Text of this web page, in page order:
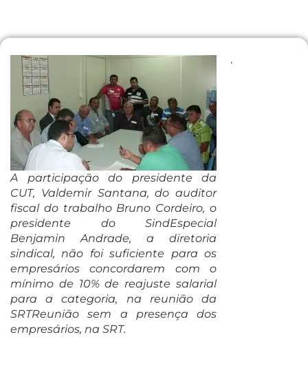
A participação do presidente da
CUT, Valdemir Santana, do auditor
fiscal do trabalho Bruno Cordeiro, o
presidente do SindEspecial
Benjamin Andrade, a diretoria
sindical, não foi suficiente para os
empresários concordarem com o
mínimo de 10% de reajuste salarial
para a categoria, na reunião da
SRTReunião sem a presença dos
empresários, na SRT.
.